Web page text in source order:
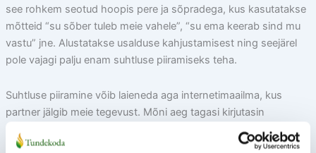
see rohkem seotud hoopis pere ja sõpradega, kus kasutatakse
mõtteid “su sõber tuleb meie vahele”, “su ema keerab sind mu
vastu” jne. Alustatakse usalduse kahjustamisest ning seejärel
pole vajagi palju enam suhtluse piiramiseks teha.
Suhtluse piiramine võib laieneda aga internetimaailma, kus
partner jälgib meie tegevust. Mõni aeg tagasi kirjutasin
kommentaari artiklile, kus uuriti jälitusseadme kasutamise
moraalsust. Ma seisan jätkuvalt selle kõrval, et üksteise